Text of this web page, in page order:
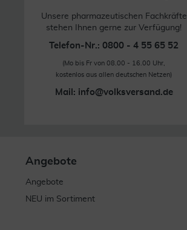
Unsere pharmazeutischen Fachkräfte
stehen Ihnen gerne zur Verfügung!
Telefon-Nr.: 0800 - 4 55 65 52
(Mo bis Fr von 08.00 - 16.00 Uhr,
kostenlos aus allen deutschen Netzen)
Mail: info@volksversand.de
Angebote
Angebote
NEU im Sortiment